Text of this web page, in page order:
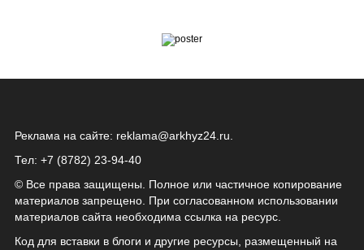
Реклама на сайте: reklama@arkhyz24.ru
Тел: +7 (8782) 23‑94‑40
© Все права защищены. Полное или частичное копирование
материалов запрещено. При согласованном использовании
материалов сайта необходима ссылка на ресурс.
Код для вставки в блоги и другие ресурсы, размещенный на